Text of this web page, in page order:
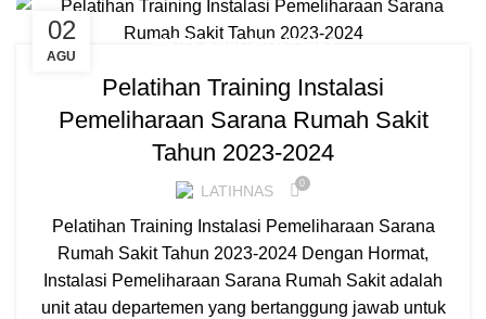
02
AGU
BIMTEK RSUD / PUSKESMAS
Pelatihan Training Instalasi
Pemeliharaan Sarana Rumah Sakit
Tahun 2023-2024
LATIHNAS 0
Pelatihan Training Instalasi Pemeliharaan Sarana
Rumah Sakit Tahun 2023-2024 Dengan Hormat,
Instalasi Pemeliharaan Sarana Rumah Sakit adalah
unit atau departemen yang bertanggung jawab untuk